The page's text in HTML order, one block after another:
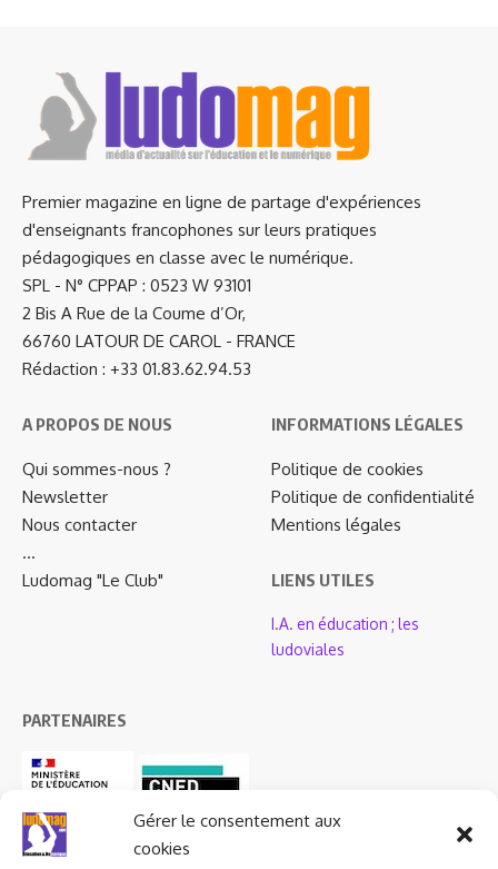
Gérer le consentement aux
cookies
Premier magazine en ligne de partage d'expériences
d'enseignants francophones sur leurs pratiques
pédagogiques en classe avec le numérique.
SPL - N° CPPAP : 0523 W 93101
2 Bis A Rue de la Coume d’Or,
66760 LATOUR DE CAROL - FRANCE
Rédaction : +33 01.83.62.94.53
A PROPOS DE NOUS
Qui sommes-nous ?
Newsletter
Nous contacter
…
Ludomag "Le Club"
INFORMATIONS LÉGALES
Politique de cookies
Politique de confidentialité
Mentions légales
LIENS UTILES
I.A. en éducation ; les
ludoviales
PARTENAIRES